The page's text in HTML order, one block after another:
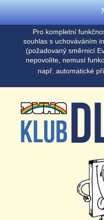
Pro kompletní
souhlas s uchováváním
(požadovaný směrnicí
nepovolíte, nemusí
např. automatické